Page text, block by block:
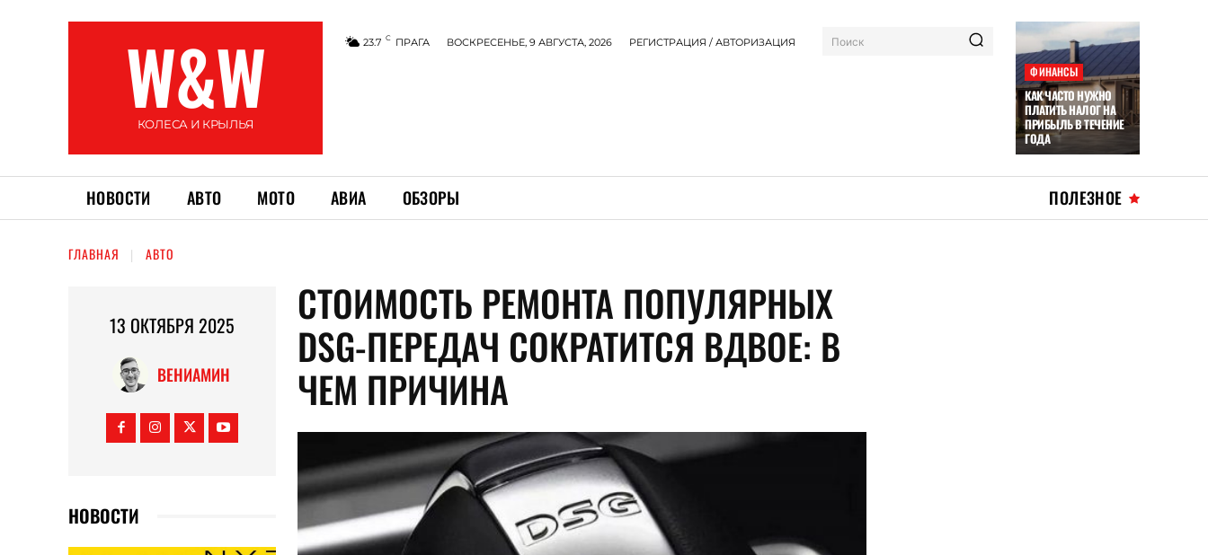
W&W
КОЛЕСА И КРЫЛЬЯ
23.7 C ПРАГА ВОСКРЕСЕНЬЕ, 9 АВГУСТА, 2026 РЕГИСТРАЦИЯ / АВТОРИЗАЦИЯ Поиск
ФИНАНСЫ
КАК ЧАСТО НУЖНО
ПЛАТИТЬ НАЛОГ НА
ПРИБЫЛЬ В ТЕЧЕНИЕ
ГОДА
НОВОСТИ АВТО МОТО АВИА ОБЗОРЫ ПОЛЕЗНОЕ
ГЛАВНАЯ АВТО
13 ОКТЯБРЯ 2025
ВЕНИАМИН
НОВОСТИ
СТОИМОСТЬ РЕМОНТА ПОПУЛЯРНЫХ
DSG-ПЕРЕДАЧ СОКРАТИТСЯ ВДВОЕ: В
ЧЕМ ПРИЧИНА